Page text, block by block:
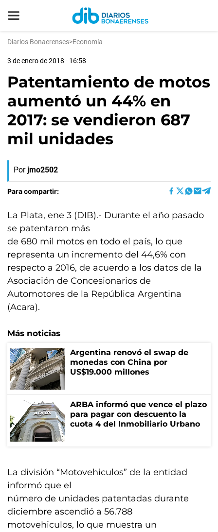
Diarios Bonaerenses>Economía
3 de enero de 2018 - 16:58
Patentamiento de motos
aumentó un 44% en
2017: se vendieron 687
mil unidades
Por jmo2502
Para compartir:
La Plata, ene 3 (DIB).- Durante el año pasado
se patentaron más
de 680 mil motos en todo el país, lo que
representa un incremento del 44,6% con
respecto a 2016, de acuerdo a los datos de la
Asociación de Concesionarios de
Automotores de la República Argentina
(Acara).
Más noticias
Argentina renovó el swap de
monedas con China por
US$19.000 millones
ARBA informó que vence el plazo
para pagar con descuento la
cuota 4 del Inmobiliario Urbano
La división “Motovehiculos” de la entidad
informó que el
número de unidades patentadas durante
diciembre ascendió a 56.788
motovehiculos, lo que muestra un